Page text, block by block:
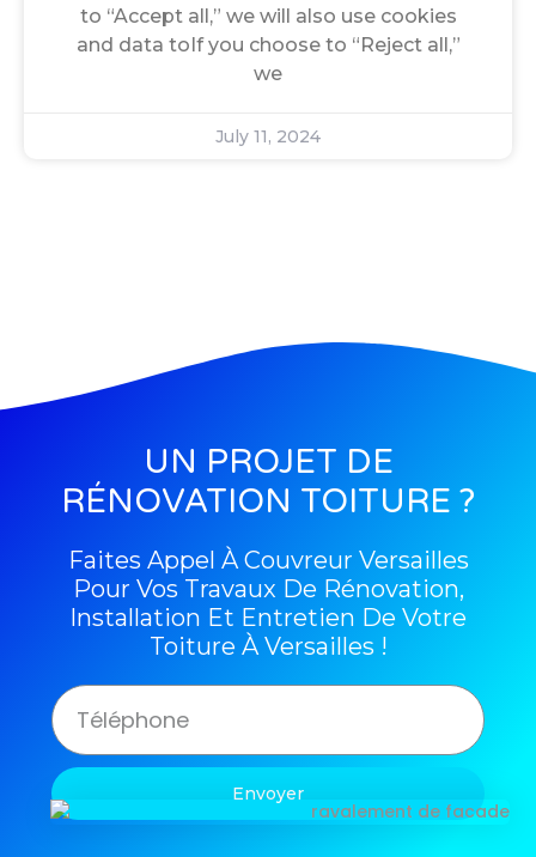
to “Accept all,” we will also use cookies
and data toIf you choose to “Reject all,”
we
July 11, 2024
UN PROJET DE
RÉNOVATION TOITURE ?
Faites Appel À Couvreur Versailles
Pour Vos Travaux De Rénovation,
Installation Et Entretien De Votre
Toiture À Versailles !
Envoyer